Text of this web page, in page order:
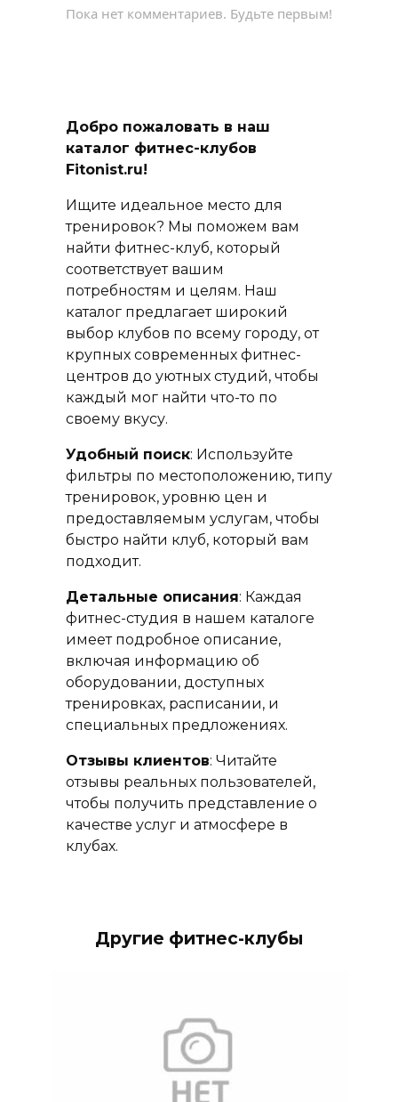
Пока нет комментариев. Будьте первым!
Добро пожаловать в наш
каталог фитнес-клубов
Fitonist.ru!
Ищите идеальное место для
тренировок? Мы поможем вам
найти фитнес-клуб, который
соответствует вашим
потребностям и целям. Наш
каталог предлагает широкий
выбор клубов по всему городу, от
крупных современных фитнес-
центров до уютных студий, чтобы
каждый мог найти что-то по
своему вкусу.
Удобный поиск: Используйте
фильтры по местоположению, типу
тренировок, уровню цен и
предоставляемым услугам, чтобы
быстро найти клуб, который вам
подходит.
Детальные описания: Каждая
фитнес-студия в нашем каталоге
имеет подробное описание,
включая информацию об
оборудовании, доступных
тренировках, расписании, и
специальных предложениях.
Отзывы клиентов: Читайте
отзывы реальных пользователей,
чтобы получить представление о
качестве услуг и атмосфере в
клубах.
Другие фитнес-клубы